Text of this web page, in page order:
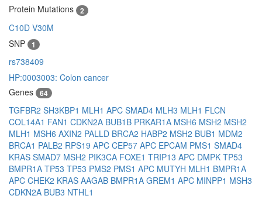
Protein Mutations
2
C10D V30M
SNP
1
rs738409
HP:0003003: Colon cancer
Genes
64
TGFBR2 SH3KBP1 MLH1 APC SMAD4 MLH3 MLH1 FLCN
COL14A1 FAN1 CDKN2A BUB1B PRKAR1A MSH6 MSH2 MSH2
MLH1 MSH6 AXIN2 PALLD BRCA2 HABP2 MSH2 BUB1 MDM2
BRCA1 PALB2 RPS19 APC CEP57 APC EPCAM PMS1 SMAD4
KRAS SMAD7 MSH2 PIK3CA FOXE1 TRIP13 APC DMPK TP53
BMPR1A TP53 TP53 PMS2 PMS1 APC MUTYH MLH1 BMPR1A
APC CHEK2 KRAS AAGAB BMPR1A GREM1 APC MINPP1 MSH3
CDKN2A BUB3 NTHL1